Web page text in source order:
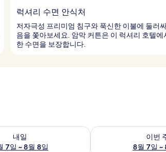
럭셔리 수면 안식처
저자극성 프리미엄 침구와 푹신한 이불에 둘러
음을 쫓아보세요. 암막 커튼은 이 럭셔리 호텔에
한 수면을 보장합니다.
내일
7일 ~ 8월 8일
부 확인, 8월 7일 ~ 8월 8일
이번
8월 7일 ~
이번 주말 예약 가능